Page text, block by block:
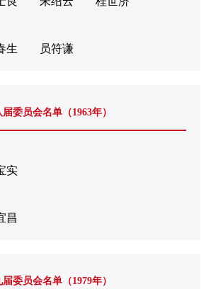
生
员符谦
委员会名单（1963年）
实
昌
委员会名单（1979年）